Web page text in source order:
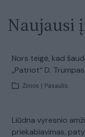
Naujausi
Nors teigė, kad
„Patriot“ D.
Žinios Pasaulis
Liūdna vyresnio
priekabiavimas,